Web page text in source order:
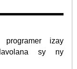
programer izay
sy ny